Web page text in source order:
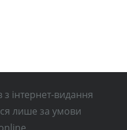
інтернет-видання
лише за умови